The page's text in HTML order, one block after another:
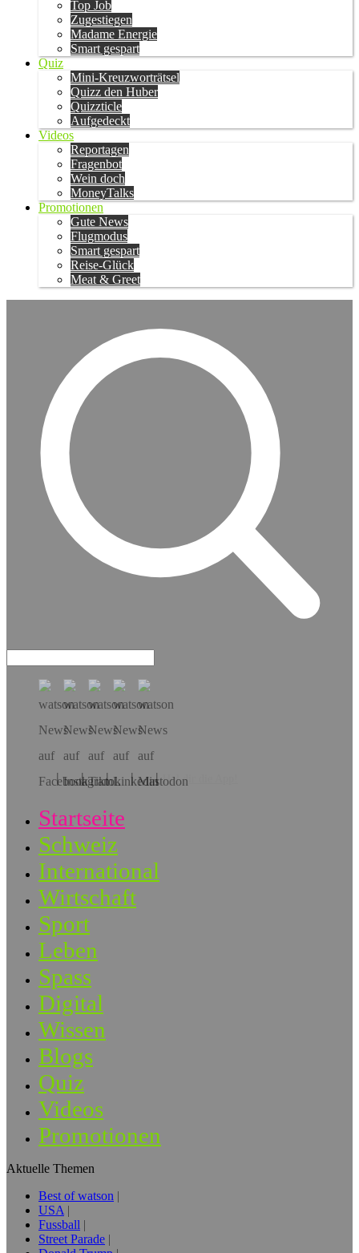
Top Job
Zugestiegen
Madame Energie
Smart gespart
Quiz
Mini-Kreuzworträtsel
Quizz den Huber
Quizzticle
Aufgedeckt
Videos
Reportagen
Fragenbot
Wein doch
MoneyTalks
Promotionen
Gute News
Flugmodus
Smart gespart
Reise-Glück
Meat & Greet
Hol dir die App!
Startseite
Schweiz
International
Wirtschaft
Sport
Leben
Spass
Digital
Wissen
Blogs
Quiz
Videos
Promotionen
Aktuelle Themen
Best of watson
USA
Fussball
Street Parade